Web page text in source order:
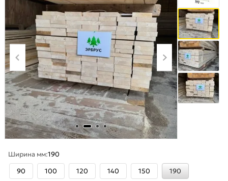
Ширина мм:190
90
100 120 140 150 190